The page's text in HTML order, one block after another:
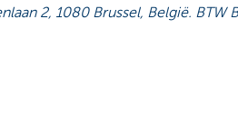
2, 1080 Brussel, België. BTW